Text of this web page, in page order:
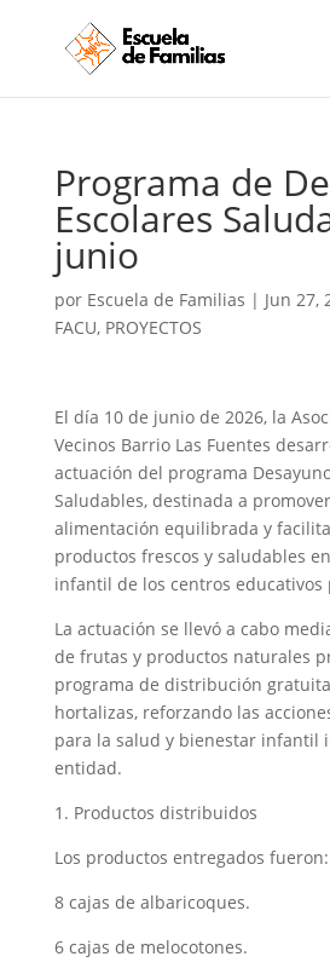
Programa de
Escolares
junio
por Escuela de Familias | Jun 27,
FACU, PROYECTOS
El día 10 de junio de 2026, la
Vecinos Barrio Las Fuentes
actuación del programa
Saludables, destinada a
alimentación equilibrada y
productos frescos y saludables
infantil de los centros
La actuación se llevó a cabo
de frutas y productos naturales
programa de distribución
hortalizas, reforzando las
para la salud y bienestar infantil
entidad.
1. Productos distribuidos
Los productos entregados fueron:
8 cajas de albaricoques.
6 cajas de melocotones.